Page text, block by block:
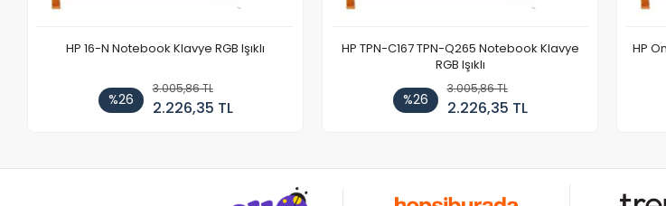
HP 16-N Notebook Klavye RGB Işıklı
%26
3.005,86 TL
2.226,35 TL
HP TPN-C167 TPN-Q265 Notebook Klavye
RGB Işıklı
%26
3.005,86 TL
2.226,35 TL
HP